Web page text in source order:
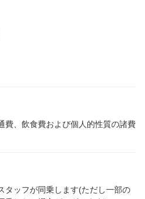
費、飲食費および個人的性質の諸費
タッフが同乗します(ただし一部の